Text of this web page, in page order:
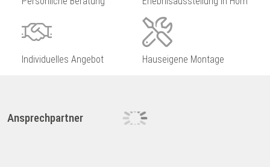
Individuelles Angebot Hauseigene Montage
Ansprechpartner